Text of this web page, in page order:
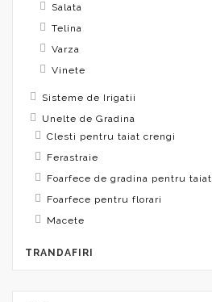
Salata
Telina
Varza
Vinete
Sisteme de Irigatii
Unelte de Gradina
Clesti pentru taiat crengi
Ferastraie
Foarfece de gradina pentru taiat
Foarfece pentru florari
Macete
TRANDAFIRI